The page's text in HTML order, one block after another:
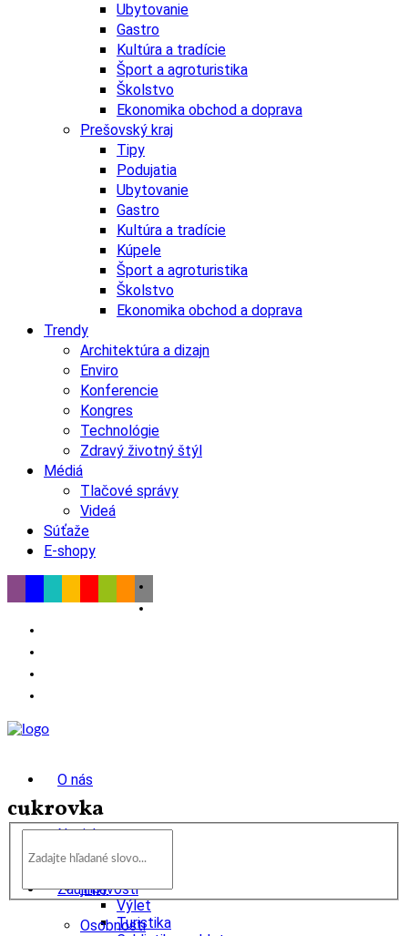
Ubytovanie
Gastro
Kultúra a tradície
Šport a agroturistika
Školstvo
Ekonomika obchod a doprava
Prešovský kraj
Tipy
Podujatia
Ubytovanie
Gastro
Kultúra a tradície
Kúpele
Šport a agroturistika
Školstvo
Ekonomika obchod a doprava
Trendy
Architektúra a dizajn
Enviro
Konferencie
Kongres
Technológie
Zdravý životný štýl
Médiá
Tlačové správy
Videá
Súťaže
E-shopy
O nás
Novinky
Tipy
Výlet
Turistika
Zaujímavosti
Osobnosti
cukrovka